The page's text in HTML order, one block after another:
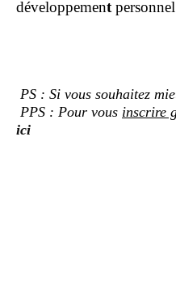
développement
PS : Si vous souhaitez
PPS : Pour vous inscrire
ici